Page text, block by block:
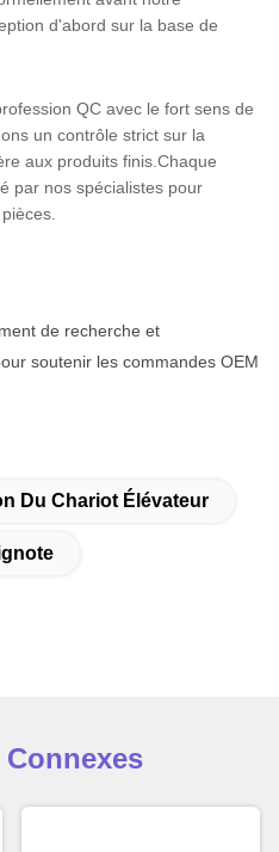
d'abord sur la base de
QC avec le fort sens de
un contrôle strict sur la
aux produits finis.Chaque
par nos spécialistes pour
de recherche et
soutenir les commandes OEM
Du Chariot Élévateur